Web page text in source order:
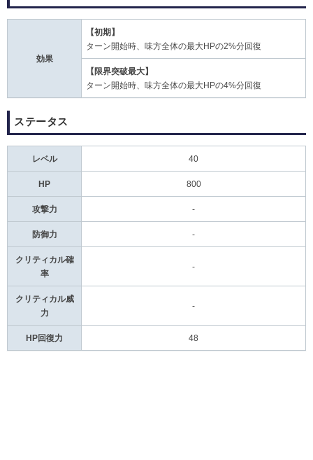
効果
【初期】
ターン開始時、味方全体の最大HPの2%分回復
【限界突破最大】
ターン開始時、味方全体の最大HPの4%分回復
ステータス
レベル 40
HP 800
攻撃力 -
防御力 -
クリティカル確
率
-
クリティカル威
力
-
HP回復力 48